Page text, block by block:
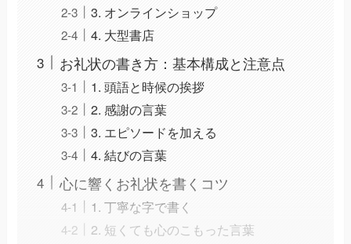
3. オンラインショップ
4. 大型書店
お礼状の書き方：基本構成と注意点
1. 頭語と時候の挨拶
2. 感謝の言葉
3. エピソードを加える
4. 結びの言葉
心に響くお礼状を書くコツ
1. 丁寧な字で書く
2. 短くても心のこもった言葉